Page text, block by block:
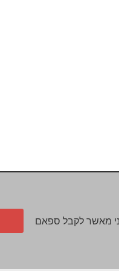
מאשר לקבל ספאם